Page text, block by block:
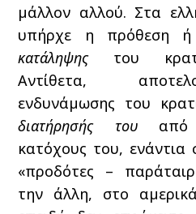
μάλλον αλλού. Στα
υπήρχε η πρόθεση ή
κατάληψηςτου
Αντίθετα,
ενδυνάμωσης του
διατήρησής τουαπό
κατόχους του, ενάντια
«προδότες –
την άλλη, στο